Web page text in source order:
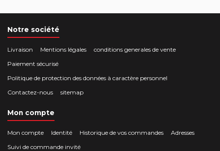
Notre société
Livraison Mentions légales
conditions generales de vente
Paiement sécurisé
Politique de protection des données à caractère personnel
Contactez-nous
sitemap
Mon compte
Mon compte Identité Historique de vos commandes
Adresses
Suivi de commande invité